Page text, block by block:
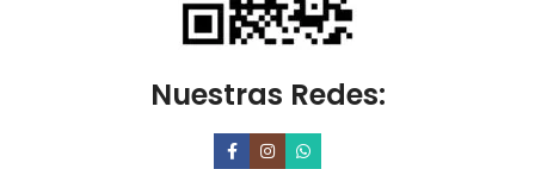
Nuestras Redes: